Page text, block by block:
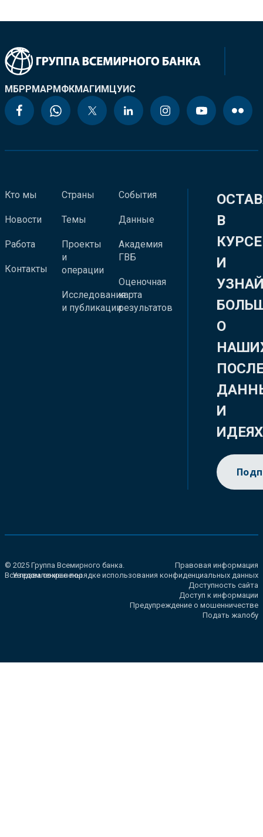
МБРРМАРМФКМАГИМЦУИС
Кто мы
Новости
Работа
Контакты
Страны
Темы
Проекты
и
операции
Исследования
и публикации
События
Данные
Академия
ГВБ
Оценочная
карта
результатов
В
КУРСЕ
И
О
И
ИДЕЯХ
© 2025 Группа Всемирного банка.
Все права сохранены.
Правовая информация
Уведомление о порядке использования конфиденциальных данных
Доступность сайта
Доступ к информации
Предупреждение о мошенничестве
Подать жалобу